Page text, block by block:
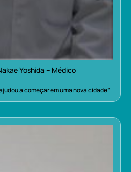
Yoshida – Médico
a começar em uma nova cidade”